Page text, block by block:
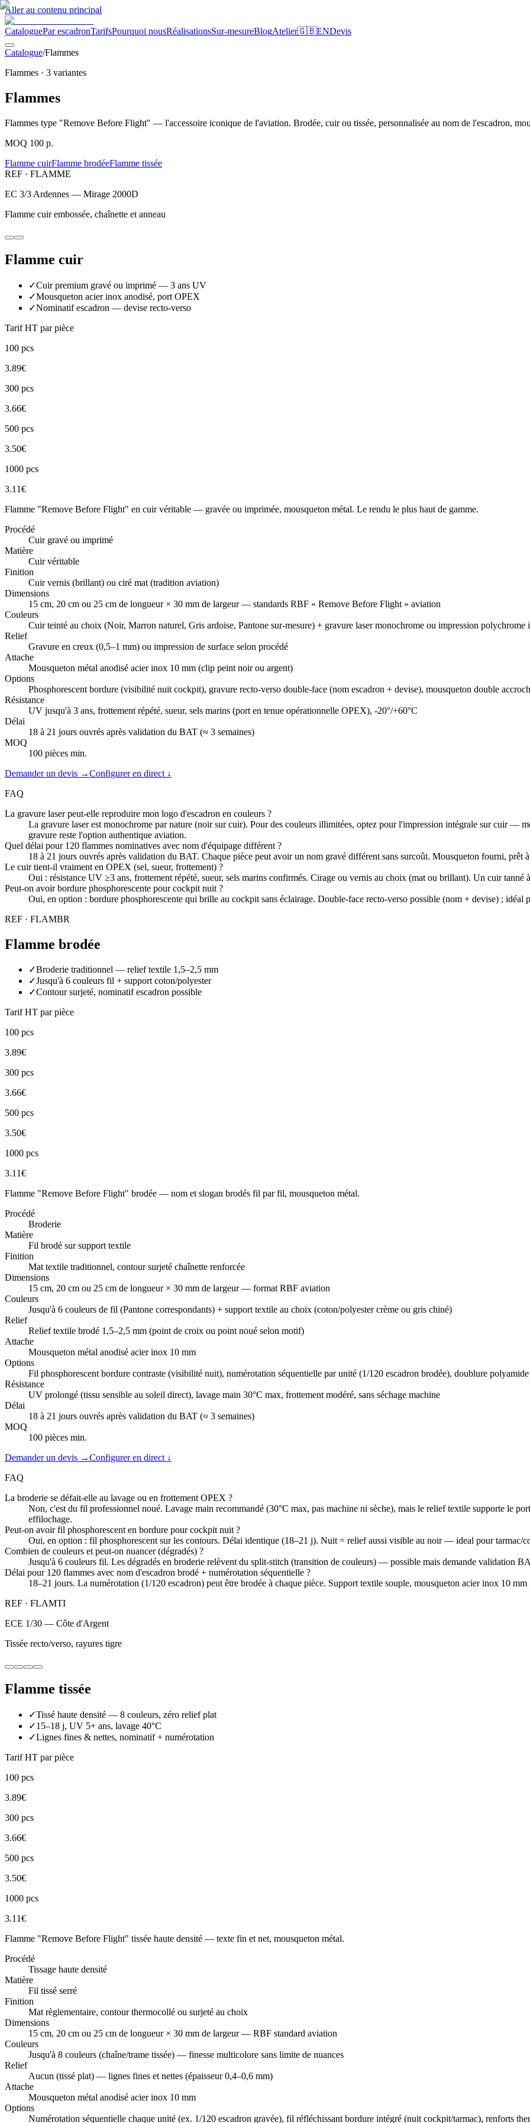
Aller au contenu principal
CataloguePar escadronTarifsPourquoi nousRéalisationsSur-mesureBlogAtelier🇬🇧ENDevis
Catalogue/Flammes
Flammes · 3 variantes
Flammes
Flammes type "Remove Before Flight" — l'accessoire iconique de l'aviation. Brodée, cuir ou tissée, personnalisée au nom de l'escadron,
MOQ 100 p.
Flamme cuirFlamme brodéeFlamme tissée
REF · FLAMME
EC 3/3 Ardennes — Mirage 2000D
Flamme cuir embossée, chaînette et anneau
Flamme cuir
✓Cuir premium gravé ou imprimé — 3 ans UV
✓Mousqueton acier inox anodisé, port OPEX
✓Nominatif escadron — devise recto-verso
Tarif HT par pièce
100 pcs
3.89€
300 pcs
3.66€
500 pcs
3.50€
1000 pcs
3.11€
Flamme "Remove Before Flight" en cuir véritable — gravée ou imprimée, mousqueton métal. Le rendu le plus haut de gamme.
Procédé
Cuir gravé ou imprimé
Matière
Cuir véritable
Finition
Cuir vernis (brillant) ou ciré mat (tradition aviation)
Dimensions
15 cm, 20 cm ou 25 cm de longueur × 30 mm de largeur — standards RBF « Remove Before Flight » aviation
Couleurs
Cuir teinté au choix (Noir, Marron naturel, Gris ardoise, Pantone sur-mesure) + gravure laser monochrome ou impression polychrome
Relief
Gravure en creux (0,5–1 mm) ou impression de surface selon procédé
Attache
Mousqueton métal anodisé acier inox 10 mm (clip peint noir ou argent)
Options
Phosphorescent bordure (visibilité nuit cockpit), gravure recto-verso double-face (nom escadron + devise), mousqueton double
Résistance
UV jusqu'à 3 ans, frottement répété, sueur, sels marins (port en tenue opérationnelle OPEX), -20°/+60°C
Délai
18 à 21 jours ouvrés après validation du BAT (≈ 3 semaines)
MOQ
100 pièces min.
Demander un devis →Configurer en direct ↓
FAQ
La gravure laser peut-elle reproduire mon logo d'escadron en couleurs ?
La gravure laser est monochrome par nature (noir sur cuir). Pour des couleurs illimitées, optez pour l'impression intégrale sur cuir —
gravure reste l'option authentique aviation.
Quel délai pour 120 flammes nominatives avec nom d'équipage différent ?
18 à 21 jours ouvrés après validation du BAT. Chaque pièce peut avoir un nom gravé différent sans surcoût. Mousqueton fourni, prêt
Le cuir tient-il vraiment en OPEX (sel, sueur, frottement) ?
Oui : résistance UV ≥3 ans, frottement répété, sueur, sels marins confirmés. Cirage ou vernis au choix (mat ou brillant). Un cuir
Peut-on avoir bordure phosphorescente pour cockpit nuit ?
Oui, en option : bordure phosphorescente qui brille au cockpit sans éclairage. Double-face recto-verso possible (nom + devise) ; idéal
REF · FLAMBR
Flamme brodée
✓Broderie traditionnel — relief textile 1,5–2,5 mm
✓Jusqu'à 6 couleurs fil + support coton/polyester
✓Contour surjeté, nominatif escadron possible
Tarif HT par pièce
100 pcs
3.89€
300 pcs
3.66€
500 pcs
3.50€
1000 pcs
3.11€
Flamme "Remove Before Flight" brodée — nom et slogan brodés fil par fil, mousqueton métal.
Procédé
Broderie
Matière
Fil brodé sur support textile
Finition
Mat textile traditionnel, contour surjeté chaînette renforcée
Dimensions
15 cm, 20 cm ou 25 cm de longueur × 30 mm de largeur — format RBF aviation
Couleurs
Jusqu'à 6 couleurs de fil (Pantone correspondants) + support textile au choix (coton/polyester crème ou gris chiné)
Relief
Relief textile brodé 1,5–2,5 mm (point de croix ou point noué selon motif)
Attache
Mousqueton métal anodisé acier inox 10 mm
Options
Fil phosphorescent bordure contraste (visibilité nuit), numérotation séquentielle par unité (1/120 escadron brodée), doublure
Résistance
UV prolongé (tissu sensible au soleil direct), lavage main 30°C max, frottement modéré, sans séchage machine
Délai
18 à 21 jours ouvrés après validation du BAT (≈ 3 semaines)
MOQ
100 pièces min.
Demander un devis →Configurer en direct ↓
FAQ
La broderie se défait-elle au lavage ou en frottement OPEX ?
Non, c'est du fil professionnel noué. Lavage main recommandé (30°C max, pas machine ni sèche), mais le relief textile supporte le
effilochage.
Peut-on avoir fil phosphorescent en bordure pour cockpit nuit ?
Oui, en option : fil phosphorescent sur les contours. Délai identique (18–21 j). Nuit = relief aussi visible au noir — ideal pour tarmac/
Combien de couleurs et peut-on nuancer (dégradés) ?
Jusqu'à 6 couleurs fil. Les dégradés en broderie relèvent du split-stitch (transition de couleurs) — possible mais demande validation
Délai pour 120 flammes avec nom d'escadron brodé + numérotation séquentielle ?
18–21 jours. La numérotation (1/120 escadron) peut être brodée à chaque pièce. Support textile souple, mousqueton acier inox 10 mm
REF · FLAMTI
ECE 1/30 — Côte d'Argent
Tissée recto/verso, rayures tigre
Flamme tissée
✓Tissé haute densité — 8 couleurs, zéro relief plat
✓15–18 j, UV 5+ ans, lavage 40°C
✓Lignes fines & nettes, nominatif + numérotation
Tarif HT par pièce
100 pcs
3.89€
300 pcs
3.66€
500 pcs
3.50€
1000 pcs
3.11€
Flamme "Remove Before Flight" tissée haute densité — texte fin et net, mousqueton métal.
Procédé
Tissage haute densité
Matière
Fil tissé serré
Finition
Mat règlementaire, contour thermocollé ou surjeté au choix
Dimensions
15 cm, 20 cm ou 25 cm de longueur × 30 mm de largeur — RBF standard aviation
Couleurs
Jusqu'à 8 couleurs (chaîne/trame tissée) — finesse multicolore sans limite de nuances
Relief
Aucun (tissé plat) — lignes fines et nettes (épaisseur 0,4–0,6 mm)
Attache
Mousqueton métal anodisé acier inox 10 mm
Options
Numérotation séquentielle chaque unité (ex. 1/120 escadron gravée), fil réfléchissant bordure intégré (nuit cockpit/tarmac), renforts